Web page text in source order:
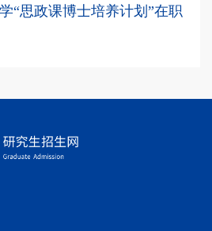
“思政课博士培养计划”在职